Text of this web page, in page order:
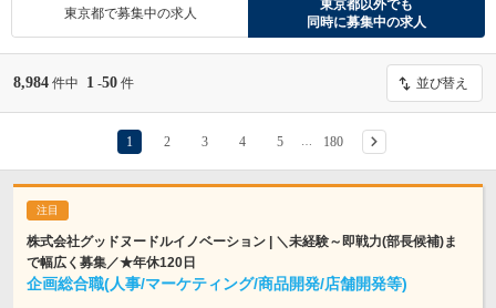
東京都で募集中の求人
東京都以外でも
同時に募集中の求人
8,984 件中 1 -50 件 並び替え
1 2 3 4 5 180
株式会社グッドヌードルイノベーション | ＼未経験～即戦力(部長候補)ま
で幅広く募集／★年休120日
企画総合職(人事/マーケティング/商品開発/店舗開発等)